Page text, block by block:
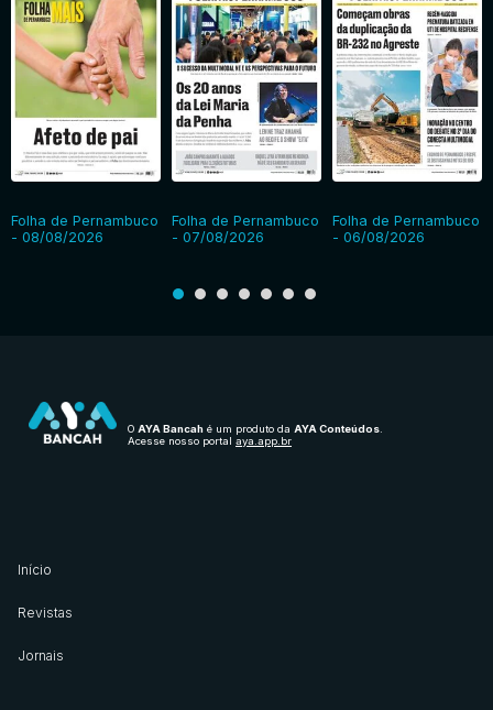
Folha de Pernambuco
- 08/08/2026
Folha de Pernambuco
- 07/08/2026
Folha de Pernambuco
- 06/08/2026
O AYA Bancah é um produto da AYA Conteúdos
Acesse nosso portal aya.app.br
Início
Revistas
Jornais